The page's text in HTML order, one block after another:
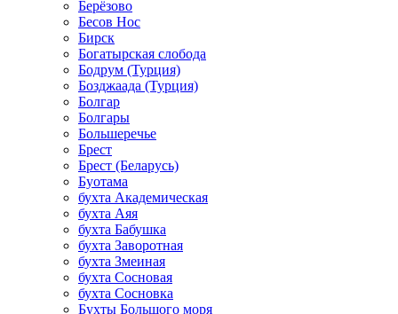
Берёзово
Бесов Нос
Бирск
Богатырская слобода
Бодрум (Турция)
Бозджаада (Турция)
Болгар
Болгары
Большеречье
Брест
Брест (Беларусь)
Буотама
бухта Академическая
бухта Аяя
бухта Бабушка
бухта Заворотная
бухта Змеиная
бухта Сосновая
бухта Сосновка
Бухты Большого моря